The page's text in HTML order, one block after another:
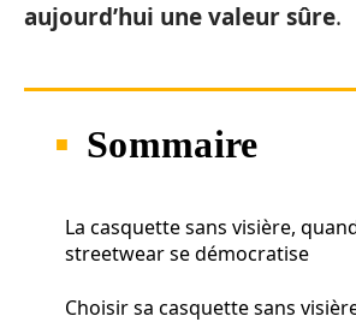
aujourd’hui une valeur sûre.
Sommaire
La casquette sans visière,
streetwear se démocratise
Choisir sa casquette sans